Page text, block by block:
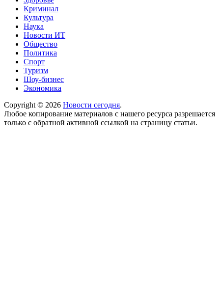
Криминал
Культура
Наука
Новости ИТ
Общество
Политика
Спорт
Туризм
Шоу-бизнес
Экономика
Copyright © 2026 Новости сегодня.
Любое копирование материалов с нашего ресурса разрешается
только с обратной активной ссылкой на страницу статьи.